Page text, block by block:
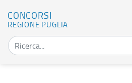
CONCORSI
REGIONE PUGLIA